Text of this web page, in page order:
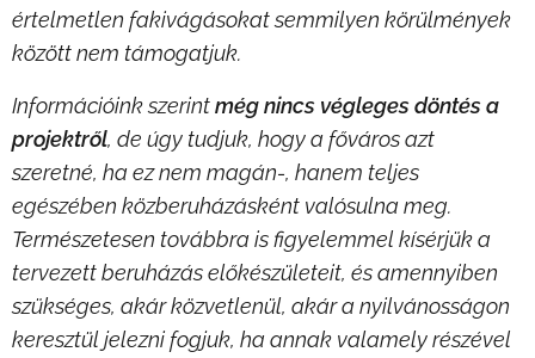
értelmetlen fakivágásokat semmilyen körülmények
között nem támogatjuk.
Információink szerintmég nincs végleges döntés a
projektről, de úgy tudjuk, hogy a főváros azt
szeretné, ha ez nem magán-, hanem teljes
egészében közberuházásként valósulna meg.
Természetesen továbbra is figyelemmel kísérjük a
tervezett beruházás előkészületeit, és amennyiben
szükséges, akár közvetlenül, akár a nyilvánosságon
keresztül jelezni fogjuk, ha annak valamely részével